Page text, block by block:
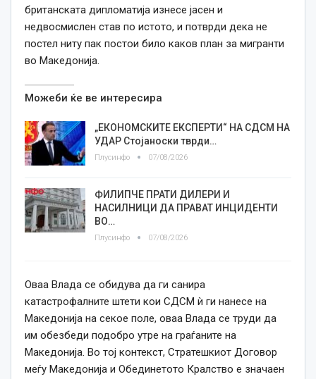
британската дипломатија изнесе јасен и
недвосмислен став по истото, и потврди дека не
постел ниту пак постои било каков план за мигранти
во Македонија.
Можеби ќе ве интересира
„ЕКОНОМСКИТЕ ЕКСПЕРТИ“ НА СДСМ НА
УДАР Стојаноски тврди…
Плусинфо 07/08/2026
ФИЛИПЧЕ ПРАТИ ДИЛЕРИ И
НАСИЛНИЦИ ДА ПРАВАТ ИНЦИДЕНТИ
ВО…
Плусинфо 07/08/2026
Оваа Влада се обидува да ги санира
катастрофалните штети кои СДСМ ѝ ги нанесе на
Македонија на секое поле, оваа Влада се труди да
им обезбеди подобро утре на граѓаните на
Македонија. Во тој контекст, Стратешкиот Договор
меѓу Македонија и Обединетото Кралство е значаен